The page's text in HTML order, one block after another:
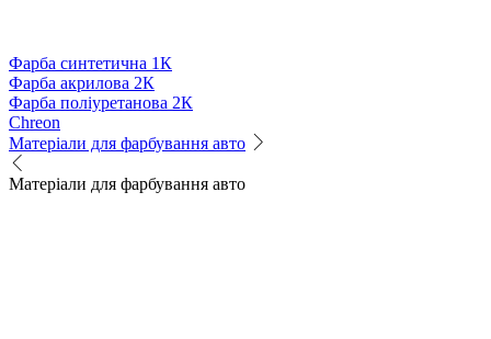
Фарба синтетична 1К
Фарба акрилова 2К
Фарба поліуретанова 2К
Chreon
Матеріали для фарбування авто
Матеріали для фарбування авто